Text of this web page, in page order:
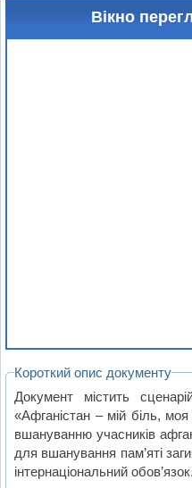
Вікно
Короткий опис документу
Документ містить
«Афганістан – мій біль,
вшануванню учасників
для вшанування пам’яті
інтернаціональний обов’язок.